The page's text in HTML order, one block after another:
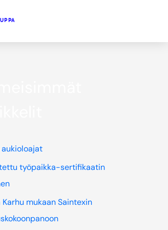
aukioloajat
työpaikka-sertifikaatin
Karhu mukaan Saintexin